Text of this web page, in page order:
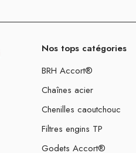
Nos tops catégories
BRH Accort®
Chaînes acier
Chenilles caoutchouc
Filtres engins TP
Godets Accort®